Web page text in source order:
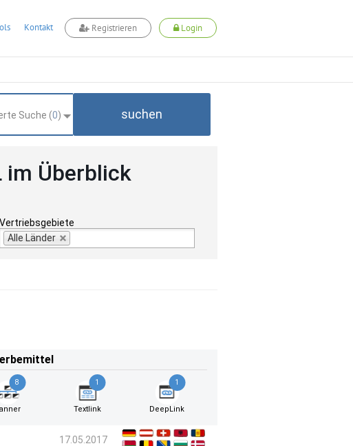
Kontakt Registrieren Login
Suche (0) suchen
im Überblick
Vertriebsgebiete
Alle Länder
8 1
Textlink
1
DeepLink
17.05.2017